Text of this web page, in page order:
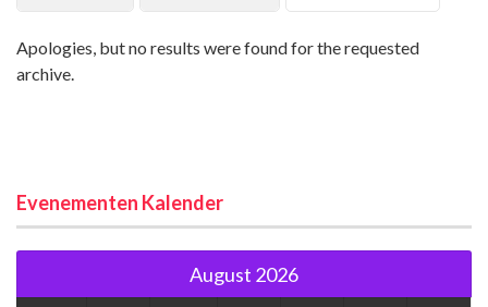
Apologies, but no results were found for the requested
archive.
Evenementen Kalender
August 2026